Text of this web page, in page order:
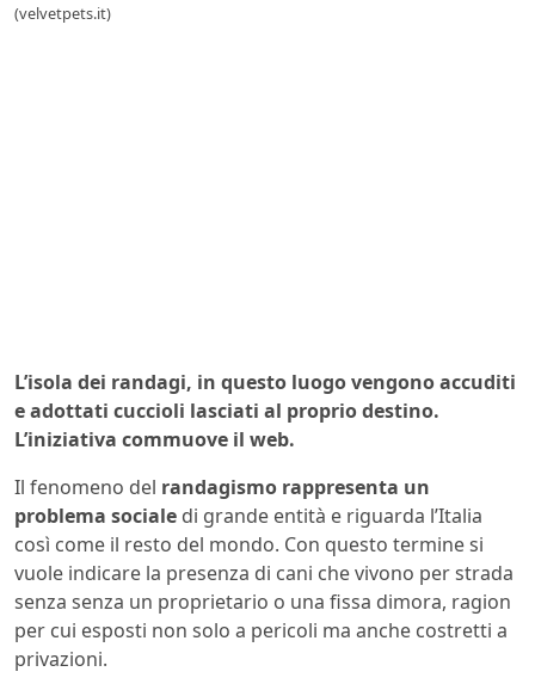
(velvetpets.it)
L’isola dei randagi, in questo luogo vengono accuditi
e adottati cuccioli lasciati al proprio destino.
L’iniziativa commuove il web.
Il fenomeno del randagismo rappresenta un
problema sociale di grande entità e riguarda l’Italia
così come il resto del mondo. Con questo termine si
vuole indicare la presenza di cani che vivono per strada
senza senza un proprietario o una fissa dimora, ragion
per cui esposti non solo a pericoli ma anche costretti a
privazioni.